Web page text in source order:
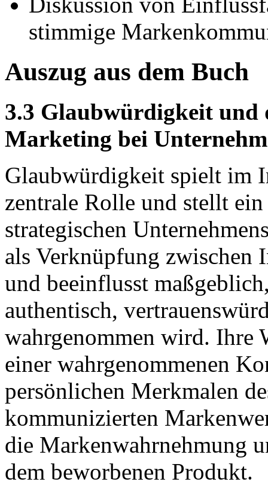
stimmige
Auszug aus dem Buch
3.3 Glaubwürdigkeit und
Marketing bei
Glaubwürdigkeit spielt im
zentrale Rolle und stellt
strategischen
als Verknüpfung zwischen
und beeinflusst
authentisch,
wahrgenommen wird. Ihre
einer wahrgenommenen
persönlichen Merkmalen
kommunizierten
die Markenwahrnehmung
dem beworbenen Produkt.